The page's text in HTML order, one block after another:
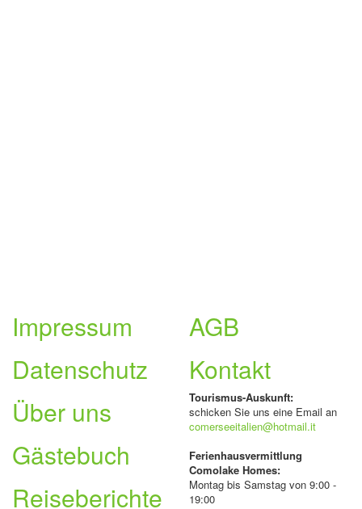
Impressum
Datenschutz
Über uns
Gästebuch
Reiseberichte
AGB
Kontakt
Tourismus-Auskunft:
schicken Sie uns eine Email an
comerseeitalien@hotmail.it
Ferienhausvermittlung
Comolake Homes:
Montag bis Samstag von 9:00 -
19:00